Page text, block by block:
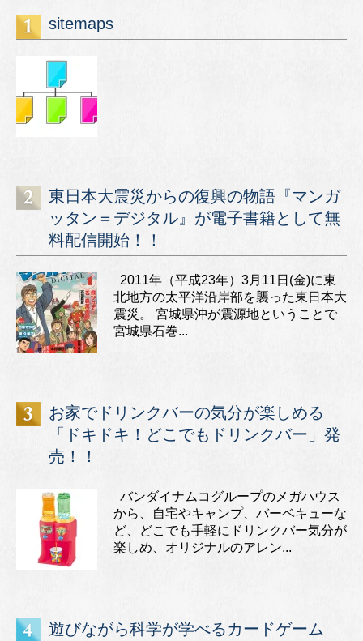
sitemaps
東日本大震災からの復興の物語『マンガ
ッタン＝デジタル』が電子書籍として無
料配信開始！！
2011年（平成23年）3月11日(金)に東
北地方の太平洋沿岸部を襲った東日本大
震災。 宮城県沖が震源地ということで
宮城県石巻...
お家でドリンクバーの気分が楽しめる
「ドキドキ！どこでもドリンクバー」発
売！！
バンダイナムコグループのメガハウス
から、自宅やキャンプ、バーベキューな
ど、どこでも手軽にドリンクバー気分が
楽しめ、オリジナルのアレン...
遊びながら科学が学べるカードゲーム